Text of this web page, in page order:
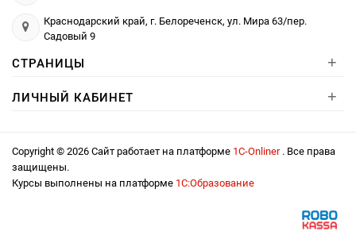
Краснодарский край, г. Белореченск, ул. Мира 63/пер.
Садовый 9
СТРАНИЦЫ +
ЛИЧНЫЙ КАБИНЕТ +
Copyright © 2026 Сайт работает на платформе 1С-Onliner . Все права
защищены.
Курсы выполнены на платформе 1С:Образование